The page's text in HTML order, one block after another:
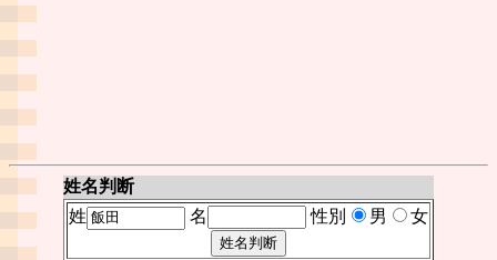
姓名判断
姓
名 性別 男 女